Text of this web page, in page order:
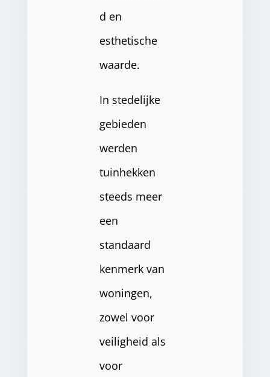
d en
esthetische
waarde.
In stedelijke
gebieden
werden
tuinhekken
steeds meer
een
standaard
kenmerk van
woningen,
zowel voor
veiligheid als
voor